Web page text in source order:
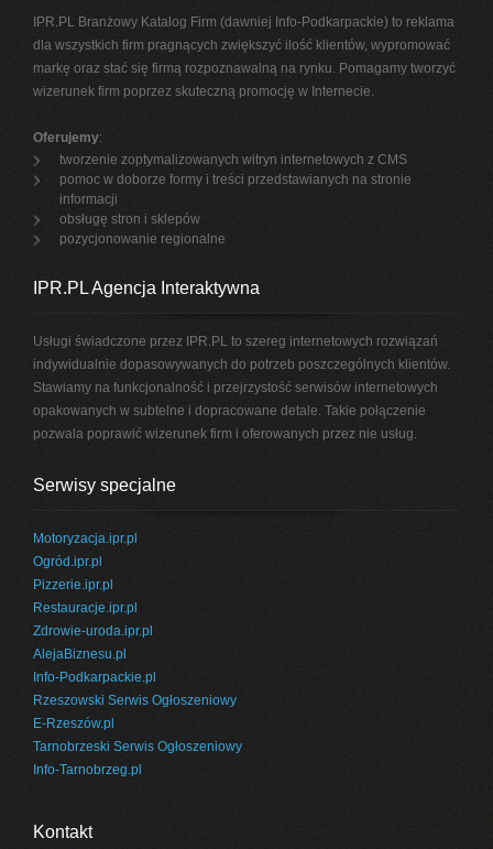
IPR.PL Branżowy Katalog Firm (dawniej Info-Podkarpackie) to reklama
dla wszystkich firm pragnących zwiększyć ilość klientów, wypromować
markę oraz stać się firmą rozpoznawalną na rynku. Pomagamy tworzyć
wizerunek firm poprzez skuteczną promocję w Internecie.
Oferujemy:
tworzenie zoptymalizowanych witryn internetowych z CMS
pomoc w doborze formy i treści przedstawianych na stronie
informacji
obsługę stron i sklepów
pozycjonowanie regionalne
IPR.PL Agencja Interaktywna
Usługi świadczone przez IPR.PL to szereg internetowych rozwiązań
indywidualnie dopasowywanych do potrzeb poszczególnych klientów.
Stawiamy na funkcjonalność i przejrzystość serwisów internetowych
opakowanych w subtelne i dopracowane detale. Takie połączenie
pozwala poprawić wizerunek firm i oferowanych przez nie usług.
Serwisy specjalne
Motoryzacja.ipr.pl
Ogród.ipr.pl
Pizzerie.ipr.pl
Restauracje.ipr.pl
Zdrowie-uroda.ipr.pl
AlejaBiznesu.pl
Info-Podkarpackie.pl
Rzeszowski Serwis Ogłoszeniowy
E-Rzeszów.pl
Tarnobrzeski Serwis Ogłoszeniowy
Info-Tarnobrzeg.pl
Kontakt